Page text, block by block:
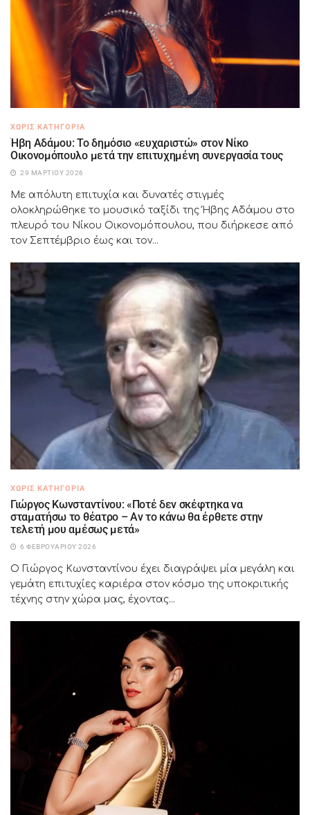
ΧΩΡΊΣ ΚΑΤΗΓΟΡΊΑ
Ήβη Αδάμου: Το δημόσιο «ευχαριστώ» στον Νίκο
Οικονομόπουλο μετά την επιτυχημένη συνεργασία τους
29 ΜΑΡΤΊΟΥ 2026
Με απόλυτη επιτυχία και δυνατές στιγμές
ολοκληρώθηκε το μουσικό ταξίδι της Ήβης Αδάμου στο
πλευρό του Νίκου Οικονομόπουλου, που διήρκεσε από
τον Σεπτέμβριο έως και τον...
ΧΩΡΊΣ ΚΑΤΗΓΟΡΊΑ
Γιώργος Κωνσταντίνου: «Ποτέ δεν σκέφτηκα να
σταματήσω το θέατρο – Αν το κάνω θα έρθετε στην
τελετή μου αμέσως μετά»
6 ΦΕΒΡΟΥΑΡΊΟΥ 2026
Ο Γιώργος Κωνσταντίνου έχει διαγράψει μία μεγάλη και
γεμάτη επιτυχίες καριέρα στον κόσμο της υποκριτικής
τέχνης στην χώρα μας, έχοντας...